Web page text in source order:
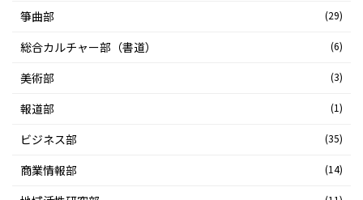
箏曲部 (29)
総合カルチャー部（書道） (6)
美術部 (3)
報道部 (1)
ビジネス部 (35)
商業情報部 (14)